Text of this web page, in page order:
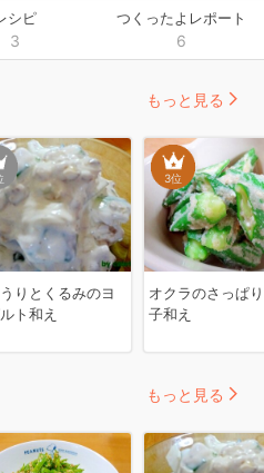
シピ
3
つくったよレポート
6
りとくるみのヨ
ト和え
3位
オクラのさっぱ
子和え
もっと見る
もっと見る